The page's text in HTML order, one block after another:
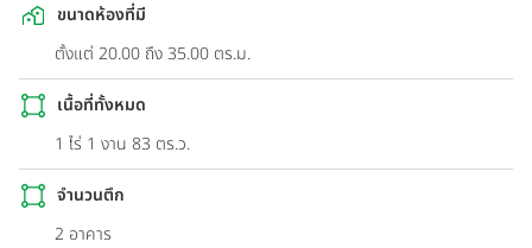
ขนาดห้องที่มี
ตั้งแต่ 20.00 ถึง 35.00 ตร.ม.
เนื้อที่ทั้งหมด
1 ไร่ 1 งาน 83 ตร.ว.
จำนวนตึก
2 อาคาร